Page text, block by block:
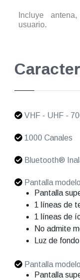
Incluye
usuario.
VHF - UHF -
1000 Canales
Bluetooth®
Pantalla
Pantalla
1 líneas de
1 líneas de
No admite
Luz de
Pantalla
Pantalla